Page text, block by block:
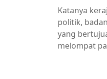
Katanya
politik,
yang
melompat